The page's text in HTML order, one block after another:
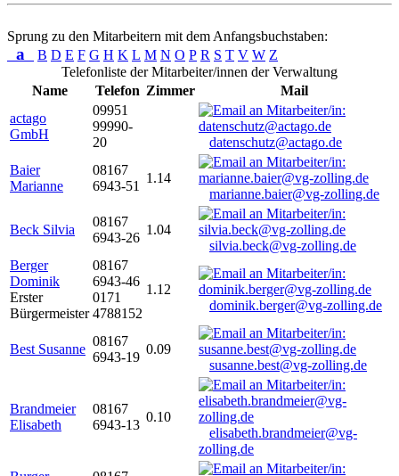
Sprung zu den Mitarbeitern mit dem Anfangsbuchstaben:
a B D E F G H K L M N O P R S T V W Z
Telefonliste der Mitarbeiter/innen der Verwaltung
Name
Telefon Zimmer
Mail
actago
GmbH
09951
99990-
20
datenschutz@actago.de
Baier
Marianne
08167
6943-51
1.14
marianne.baier@vg-zolling.de
Beck Silvia
08167
6943-26
1.04
silvia.beck@vg-zolling.de
Berger
Dominik
Erster
Bürgermeister
08167
6943-46
0171
4788152
1.12
dominik.berger@vg-zolling.de
Best Susanne
08167
6943-19
0.09
susanne.best@vg-zolling.de
Brandmeier
Elisabeth
08167
6943-13
0.10
elisabeth.brandmeier@vg-
zolling.de